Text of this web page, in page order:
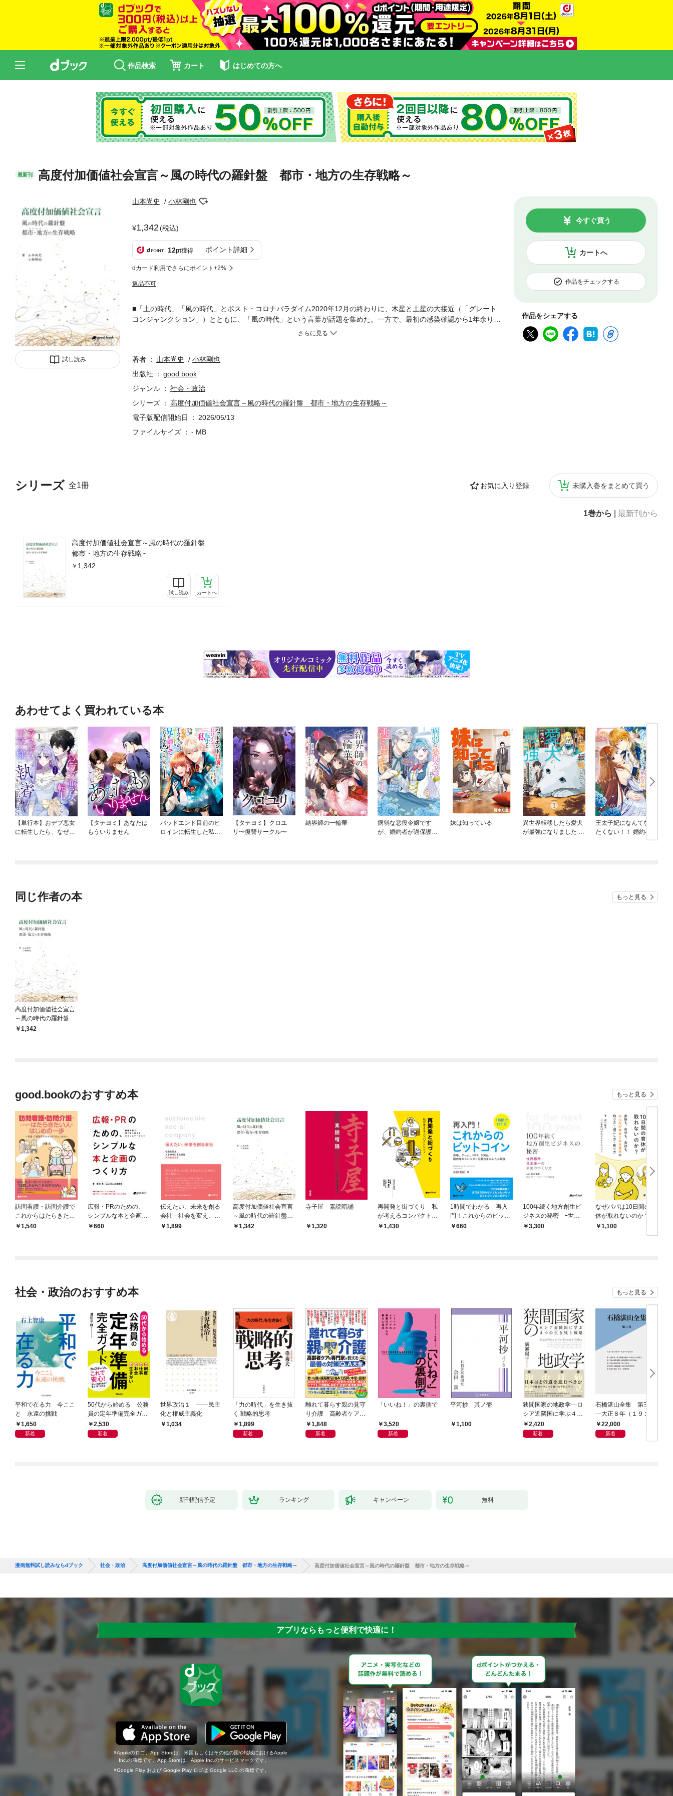
作品検索 カート はじめての方へ
最新刊 高度付加価値社会宣言～風の時代の羅針盤 都市・地方の生存戦略～
試し読み
山本尚史 小林剛也
1,342(税込)
12pt獲得 ポイント詳細
dカード利用でさらにポイント+2%
返品不可
カートへ
今すぐ買う
作品をチェックする
作品をシェアする
シリーズ 全1冊 お気に入り登録 未購入巻をまとめて買う
1巻から 最新刊から
高度付加価値社会宣言～風の時代の羅針盤
都市・地方の生存戦略～
1,342
試し読み カートへ
■「土の時代」「風の時代」とポスト・コロナパラダイム2020年12月の終わりに、木星と土星の大接近（「グレート
コンジャンクション」）とともに、「風の時代」という言葉が話題を集めた。一方で、最初の感染確認から1年余りを
経た現在もなお、猛威をふるい続ける新型コロナウィルス。本書は、地域経済の活性化に向けて長年取り組んできた
推し進めてきた福田達夫衆議院議員の巻頭言を収録。■「過密」と「過疎」の統合的理解コロナ感染拡大にみられるよ
うな大都市の「過密」問題の一方で、地方で急激に進行する「過疎」の問題も深刻である。本書では、都市か地方か
地方の生存戦略を描く。■本書で取り上げた新概念と日本の新しい社会像１ 土地本位制から情報本位制への転換
（「土の時代」から「風の時代」へ）２ 都市を含めた地域のあり方（地域厚生／都市と地域の発展戦略）３ 地域
経済の変化（地域経済エコシステム）４ 企業と地域経済（スマートニッチ企業／エコノミックガーデニング）５
地が風によって少しずつ削られ、砂ぼこりとなって舞い上がる様子が描かれている。ここに象徴されるように、本書
著者 山本尚史
小林剛也
出版社
good.book
ジャンル
社会・政治
シリーズ
高度付加価値社会宣言～風の時代の羅針盤 都市・地方の生存戦略～
電子版配信開始日
2026/05/13
ファイルサイズ
- MB
あわせてよく買われている本
【単行本】おデブ悪女
に転生したら、なぜか
【タテヨミ】あなたは
もういりません
バッドエンド目前のヒ
ロインに転生した私、
【タテヨミ】クロユ
リ〜復讐サークル〜
結界師の一輪華
病弱な悪役令嬢です
が、婚約者が過保護す
妹は知っている
異世界転移したら愛犬
が最強になりました ～
王太子妃になんてなり
たくない！！ 婚約者編
同じ作者の本 もっと見る
高度付加価値社会宣言
～風の時代の羅針盤
都市・地方の生存戦略
1,342
good.bookのおすすめ本 もっと見る
訪問看護・訪問介護で
これからはたらきたい
人のはじめの一歩
1,540
広報・PRのための、
シンプルな本と企画の
つくり方 ―書籍出版
660
伝えたい、未来を創る
会社―社会を変え、人
を幸せにする会社 未来
1,899
高度付加価値社会宣言
～風の時代の羅針盤
都市・地方の生存戦略
1,342
寺子屋 素読暗誦
1,320
再開発と街づくり 私
が考えるコンパクトシ
ティ1,430
1時間でわかる 再入
門！これからのビット
コイン～市場、ゲー
660
100年続く地方創生ビ
ジネスの秘密 ｰ世界
標準・日本唯一の事業
3,300
なぜパパは10日間の育
休が取れないのか？家
族も、自分も、会社
も、みんなが幸せにな
1,100
社会・政治のおすすめ本 もっと見る
平和で在る力 今ここ
と 永遠の挑戦
1,650
新着
50代から始める 公務
員の定年準備完全ガイ
ド2,530
新着
世界政治１ ――民主
化と権威主義化
1,034
「力の時代」を生き抜
く 戦略的思考
1,899
新着
離れて暮らす親の見守
り介護 高齢者ケアの
専門家が教える最善の
対策Q＆A大全
1,848
新着
「いいね！」の裏側で
3,520
新着
平河抄 其ノ壱
1,100
狭間国家の地政学―ロ
シア近隣国に学ぶ４つ
の生き残り戦略
2,420
新着
石橋湛山全集 第三巻
―大正８年（１９１
９）－大正９年（１９
２０）
22,000
新着
新刊配信予定 ランキング キャンペーン 無料
漫画無料試し読みならdブック 社会・政治 高度付加価値社会宣言～風の時代の羅針盤 都市・地方の生存戦略～ 高度付加価値社会宣言～風の時代の羅針盤 都市・地方の生存戦略～
アプリならもっと便利で快適に！
Appleのロゴ、App Storeは、米国もしくはその他の国や地域におけるApple
Inc.の商標です。App Storeは、Apple Inc.のサービスマークです。
Google Play および Google Play ロゴは Google LLC の商標です。